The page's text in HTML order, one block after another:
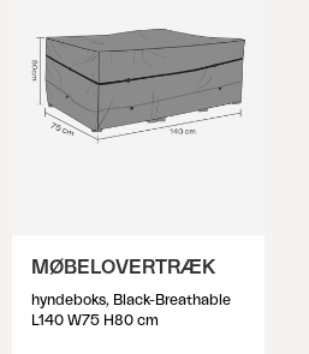
MØBELOVERTRÆK
hyndeboks, Black-Breathable
L140 W75 H80 cm